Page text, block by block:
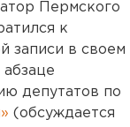
Пермского
к
записи в своем
депутатов по
(обсуждается